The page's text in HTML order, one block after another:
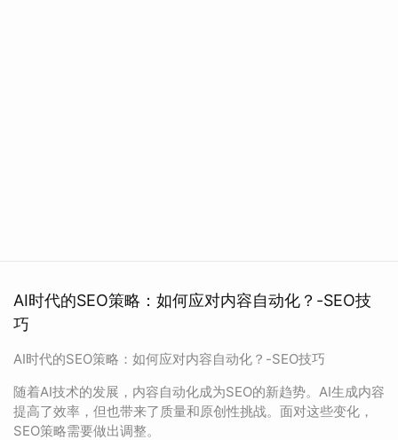
AI时代的SEO策略：如何应对内容自动化？-SEO技
巧
AI时代的SEO策略：如何应对内容自动化？-SEO技巧
随着AI技术的发展，内容自动化成为SEO的新趋势。AI生成内容
提高了效率，但也带来了质量和原创性挑战。面对这些变化，
SEO策略需要做出调整。